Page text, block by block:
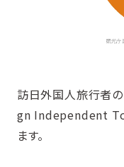
訪日外国人旅行者の
gn Independent
ます。